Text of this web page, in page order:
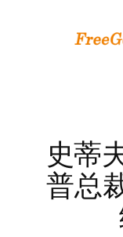
史蒂
普总